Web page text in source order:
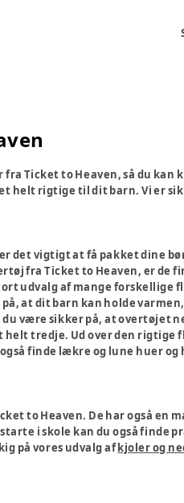
Ticket to Heaven, så du
helt rigtige til dit barn. Vi er
det vigtigt at få pakket dine
fra Ticket to Heaven, er de
udvalg af mange
at dit barn kan holde
være sikker på, at overtøjet
tredje. Ud over den rigtige
finde lækre og lune huer
to Heaven. De har også en
i skole kan du også finde
på vores udvalg afkjoler og